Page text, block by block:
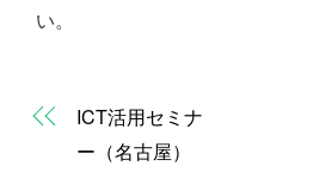
い。
ICT活用セミナ
ー（名古屋）